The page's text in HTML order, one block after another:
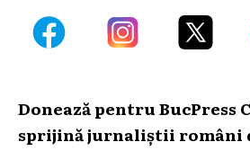
Donează pentru BucPress
sprijină jurnaliștii români